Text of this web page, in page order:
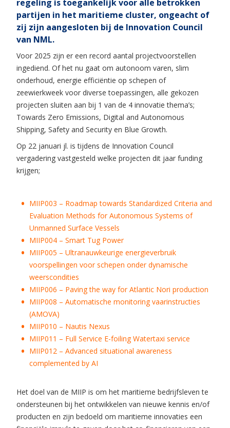
regeling is toegankelijk voor alle betrokken
partijen in het maritieme cluster, ongeacht of
zij zijn aangesloten bij de Innovation Council
van NML.
Voor 2025 zijn er een record aantal projectvoorstellen
ingediend. Of het nu gaat om autonoom varen, slim
onderhoud, energie efficiëntie op schepen of
zeewierkweek voor diverse toepassingen, alle gekozen
projecten sluiten aan bij 1 van de 4 innovatie thema’s;
Towards Zero Emissions, Digital and Autonomous
Shipping, Safety and Security en Blue Growth.
Op 22 januari jl. is tijdens de Innovation Council
vergadering vastgesteld welke projecten dit jaar funding
krijgen;
MIIP003 – Roadmap towards Standardized Criteria and
Evaluation Methods for Autonomous Systems of
Unmanned Surface Vessels
MIIP004 – Smart Tug Power
MIIP005 – Ultranauwkeurige energieverbruik
voorspellingen voor schepen onder dynamische
weerscondities
MIIP006 – Paving the way for Atlantic Nori production
MIIP008 – Automatische monitoring vaarinstructies
(AMOVA)
MIIP010 – Nautis Nexus
MIIP011 – Full Service E-foiling Watertaxi service
MIIP012 – Advanced situational awareness
complemented by AI
Het doel van de MIIP is om het maritieme bedrijfsleven te
ondersteunen bij het ontwikkelen van nieuwe kennis en/of
producten en zijn bedoeld om maritieme innovaties een